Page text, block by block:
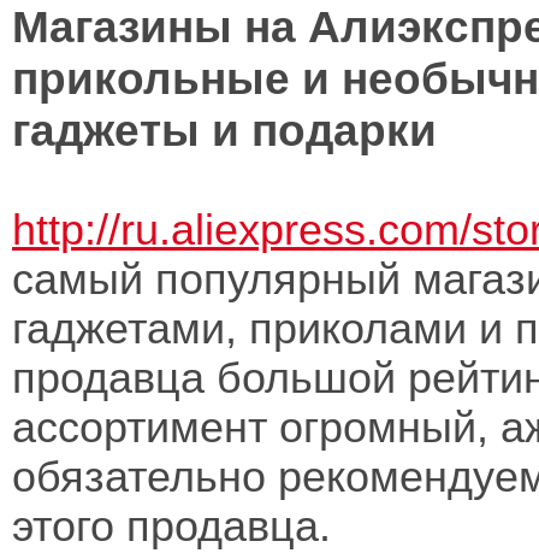
Магазины на
прикольные и
гаджеты и подарки
http://ru.aliexpress.com/
самый популярный
гаджетами, приколами
продавца большой
ассортимент огромный,
обязательно
этого продавца.